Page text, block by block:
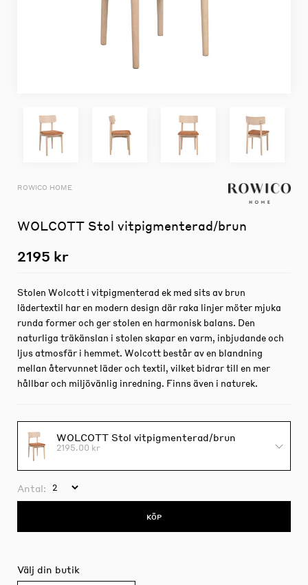
ROWICO HOME
WOLCOTT Stol vitpigmenterad/brun
2195 kr
Stolen Wolcott i vitpigmenterad ek med sits av brun
lädertextil har en modern design där raka linjer möter mjuka
runda former och ger stolen en harmonisk balans. Den
naturliga träkänslan i stolen skapar en varm, inbjudande och
ljus atmosfär i hemmet. Wolcott består av en blandning
mellan återvunnet läder och textil, vilket bidrar till en mer
hållbar och miljövänlig inredning. Finns även i naturek.
WOLCOTT Stol vitpigmenterad/brun
2195.00 kr
Antal:
KÖP
Välj din butik